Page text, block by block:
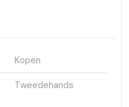
Kopen
Tweedehands